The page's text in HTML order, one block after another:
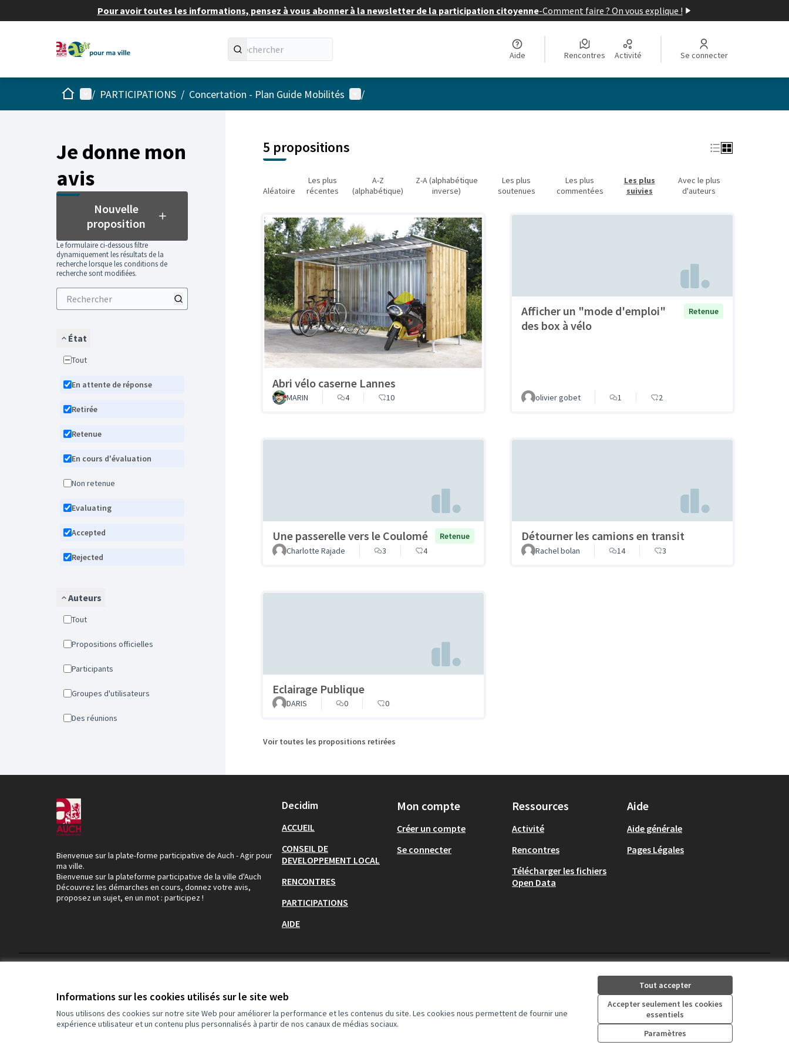
Informations sur les cookies utilisés sur le site web
Nous utilisons des cookies sur notre site Web pour améliorer la performance et les contenus du site. Les cookies nous permettent de fournir une
expérience utilisateur et un contenu plus personnalisés à partir de nos canaux de médias sociaux.
Tout accepter
Accepter seulement les cookies
essentiels
Paramètres
Pour avoir toutes les informations, pensez à vous abonner à la newsletter de la participation citoyenne-Comment faire ? On vous explique !
Aide Rencontres Activité Se connecter
AccueilMenu principal
/ PARTICIPATIONS / Concertation - Plan Guide Mobilités Menu utilisateur
/
Je donne mon
avis
Nouvelle
proposition
Le formulaire ci-dessous filtre
dynamiquement les résultats de la
recherche lorsque les conditions de
recherche sont modifiées.
État
Tout
En attente de réponse
Retirée
Retenue
En cours d'évaluation
Non retenue
Evaluating
Accepted
Rejected
Auteurs
Tout
Propositions officielles
Participants
Groupes d'utilisateurs
Des réunions
5 propositions
Aléatoire
Les plus
récentes
A-Z
(alphabétique)
Z-A (alphabétique
inverse)
Les plus
soutenues
Les plus
commentées
Les plus
suivies
Avec le plus
d'auteurs
Abri vélo caserne Lannes
MARIN 4 10
Afficher un "mode d'emploi"
des box à vélo
Retenue
olivier gobet 1 2
Une passerelle vers le Coulomé
Retenue
Charlotte Rajade
3 4
Détourner les camions en transit
Rachel bolan 14 3
Eclairage Publique
DARIS 0 0
Voir toutes les propositions retirées
Bienvenue sur la plate-forme participative de Auch - Agir pour
ma ville.
Bienvenue sur la plateforme participative de la ville d'Auch
Découvrez les démarches en cours, donnez votre avis,
proposez un sujet, en un mot : participez !
Decidim
ACCUEIL
CONSEIL DE
DEVELOPPEMENT LOCAL
RENCONTRES
PARTICIPATIONS
AIDE
Mon compte
Créer un compte
Se connecter
Ressources
Activité
Rencontres
Télécharger les fichiers
Open Data
Aide
Aide générale
Pages Légales
(Lien externe)(Lien externe)
Licence Creative
(Lien externe)